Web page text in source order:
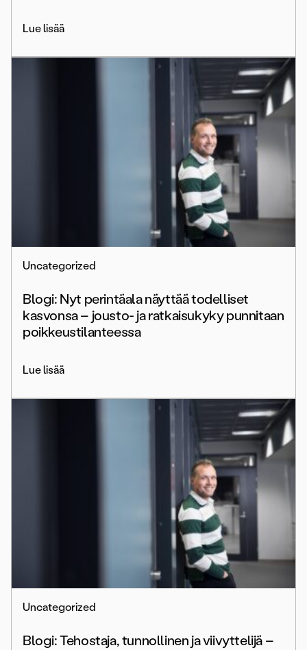
Lue lisää
Uncategorized
Blogi: Nyt perintäala näyttää todelliset
kasvonsa – jousto- ja ratkaisukyky punnitaan
poikkeustilanteessa
Lue lisää
Uncategorized
Blogi: Tehostaja, tunnollinen ja viivyttelijä –